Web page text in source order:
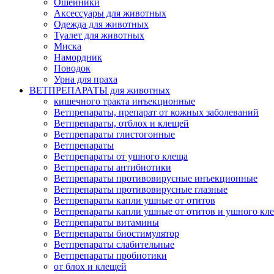
Аксессуары для животных
Одежда для животных
Туалет для животных
Миска
Намордник
Поводок
Урна для праха
ВЕТПРЕПАРАТЫ для животных
кишечного тракта инъекционные
Ветпрепараты, препарат от кожных заболеваний
Ветпрепараты, отблох и клещей
Ветпрепараты глистогонные
Ветпрепараты
Ветпрепараты от ушного клеща
Ветпрепараты антибиотики
Ветпрепараты противовирусные инъекционные
Ветпрепараты противовирусные глазные
Ветпрепараты капли ушные от отитов
Ветпрепараты капли ушные от отитов и ушного
Ветпрепараты витамины
Ветпрепараты биостимулятор
Ветпрепараты слабительные
Ветпрепараты пробиотики
от блох и клещей